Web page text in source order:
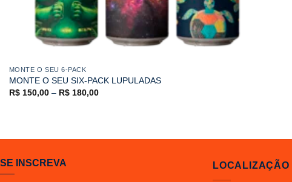
MONTE O SEU 6-PACK
MONTE O SEU SIX-PACK LUPULADAS
R$150,00– R$180,00
SE INSCREVA LOCALIZAÇÃO